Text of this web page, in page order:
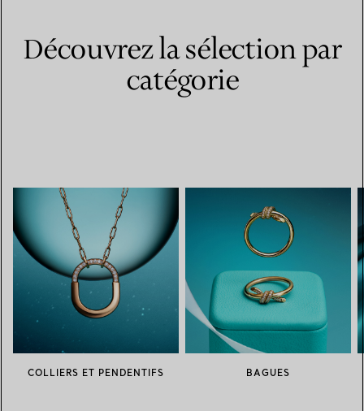
Découvrez la sélection par
catégorie
COLLIERS ET PENDENTIFS BAGUES